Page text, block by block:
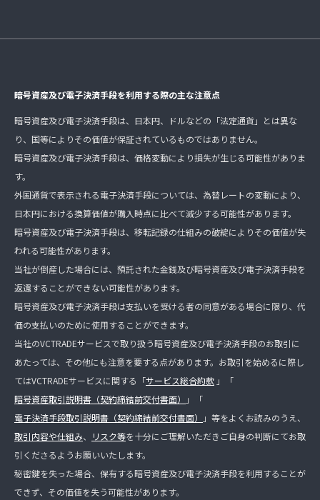
暗号資産及び電子決済手段を利用する際の主な注意点
暗号資産及び電子決済手段は、日本円、ドルなどの「法定通貨」とは異な
り、国等によりその価値が保証されているものではありません。
暗号資産及び電子決済手段は、価格変動により損失が生じる可能性がありま
す。
外国通貨で表示される電子決済手段については、為替レートの変動により、
日本円における換算価値が購入時点に比べて減少する可能性があります。
暗号資産及び電子決済手段は、移転記録の仕組みの破綻によりその価値が失
われる可能性があります。
当社が倒産した場合には、預託された金銭及び暗号資産及び電子決済手段を
返還することができない可能性があります。
暗号資産及び電子決済手段は支払いを受ける者の同意がある場合に限り、代
価の支払いのために使用することができます。
当社のVCTRADEサービスで取り扱う暗号資産及び電子決済手段のお取引に
あたっては、その他にも注意を要する点があります。お取引を始めるに際し
てはVCTRADEサービスに関する「サービス総合約款 」「
暗号資産取引説明書（契約締結前交付書面）
」「
電子決済手段取引説明書（契約締結前交付書面）
」等をよくお読みのうえ、
取引内容や仕組み、 リスク等を十分にご理解いただきご自身の判断にてお取
引くださるようお願いいたします。
秘密鍵を失った場合、保有する暗号資産及び電子決済手段を利用することが
できず、その価値を失う可能性があります。